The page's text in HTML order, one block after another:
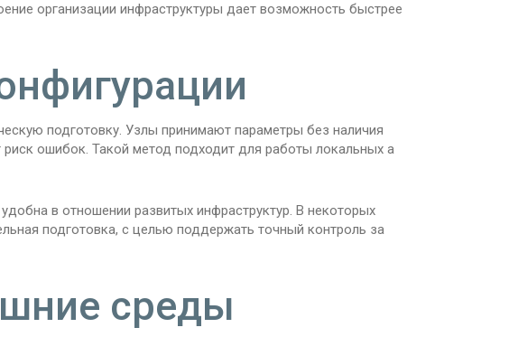
организации инфраструктуры дает возможность быстрее
подготовку. Узлы принимают параметры без наличия
риск ошибок. Такой метод подходит для работы локальных а
в отношении развитых инфраструктур. В некоторых
подготовка, с целью поддержать точный контроль за
среды